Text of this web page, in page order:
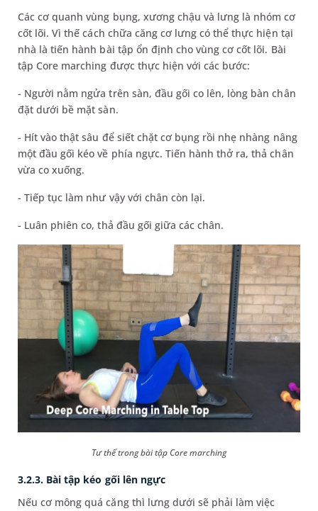
Các cơ quanh vùng bụng, xương chậu và lưng là nhóm cơ
cốt lõi. Vì thế cách chữa căng cơ lưng có thể thực hiện tại
nhà là tiến hành bài tập ổn định cho vùng cơ cốt lõi. Bài
tập Core marching được thực hiện với các bước:
- Người nằm ngửa trên sàn, đầu gối co lên, lòng bàn chân
đặt dưới bề mặt sàn.
- Hít vào thật sâu để siết chặt cơ bụng rồi nhẹ nhàng nâng
một đầu gối kéo về phía ngực. Tiến hành thở ra, thả chân
vừa co xuống.
- Tiếp tục làm như vậy với chân còn lại.
- Luân phiên co, thả đầu gối giữa các chân.
Tư thế trong bài tập Core marching
3.2.3. Bài tập kéo gối lên ngực
Nếu cơ mông quá căng thì lưng dưới sẽ phải làm việc